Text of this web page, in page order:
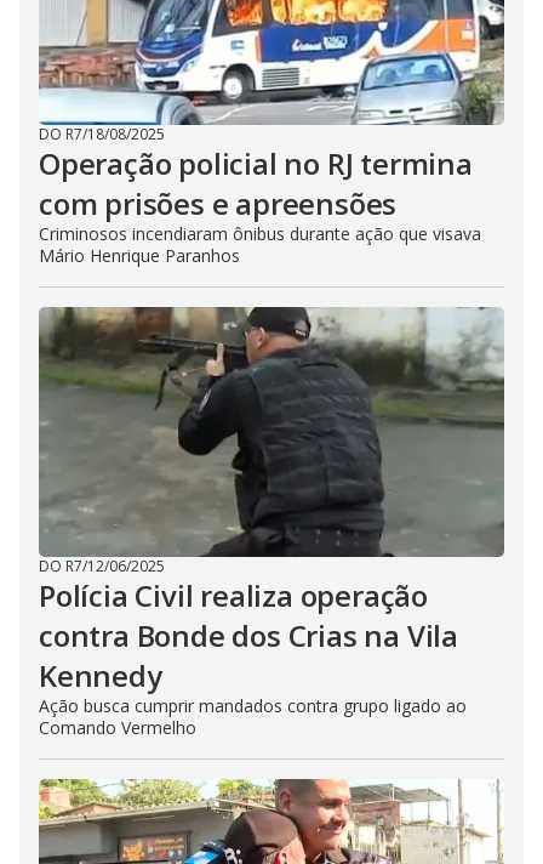
DO R7/18/08/2025
Operação policial no RJ termina
com prisões e apreensões
Criminosos incendiaram ônibus durante ação que visava
Mário Henrique Paranhos
DO R7/12/06/2025
Polícia Civil realiza operação
contra Bonde dos Crias na Vila
Kennedy
Ação busca cumprir mandados contra grupo ligado ao
Comando Vermelho